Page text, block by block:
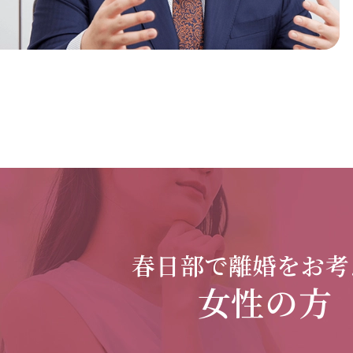
春日部で離婚をお
女性の方